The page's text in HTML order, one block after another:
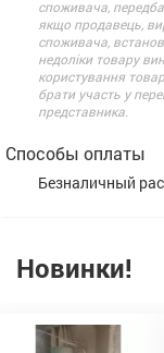
споживача,
якщо продавець,
споживача,
недоліки товару
користування
брати участь у
представника.
Способы оплаты
Безналичный
Новинки!